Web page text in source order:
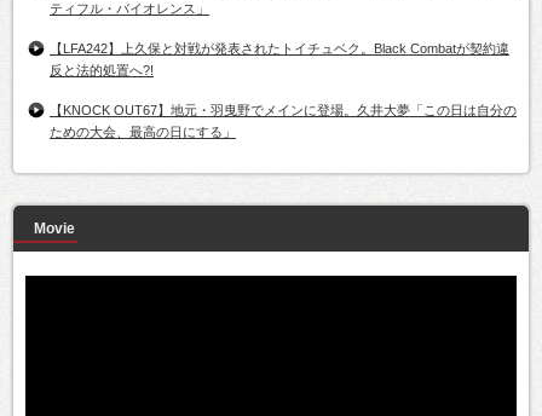
ティフル・バイオレンス」
【LFA242】上久保と対戦が発表されたトイチュベク。Black Combatが契約違
反と法的処置へ?!
【KNOCK OUT67】地元・羽曳野でメインに登場。久井大夢「この日は自分の
ための大会、最高の日にする」
Movie